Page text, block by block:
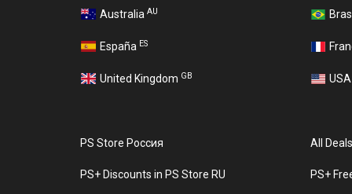
Australia AU
España ES
United Kingdom GB USA
PS Store Россия All
PS+ Discounts in PS Store RU PS+